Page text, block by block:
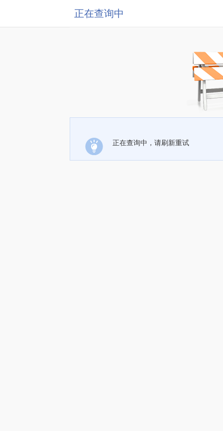
正在查询中
正在查询中，请刷新重试